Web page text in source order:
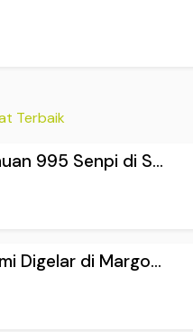
Terbaik
995 Senpi di S...
Digelar di Margo...